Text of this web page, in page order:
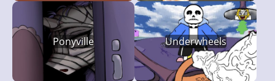
Ponyville Underwheels